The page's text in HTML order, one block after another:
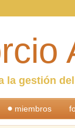
la gestión
miembros